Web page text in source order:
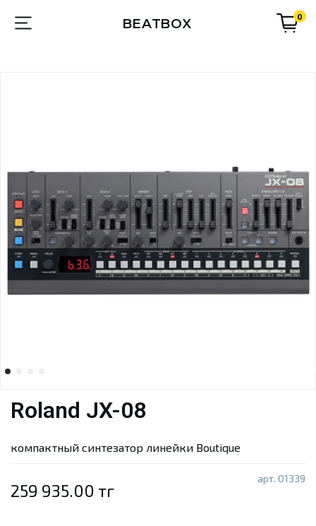
BEATBOX 0
арт. 01339
Roland JX-08
259 935.00 тг
компактный синтезатор линейки Boutique